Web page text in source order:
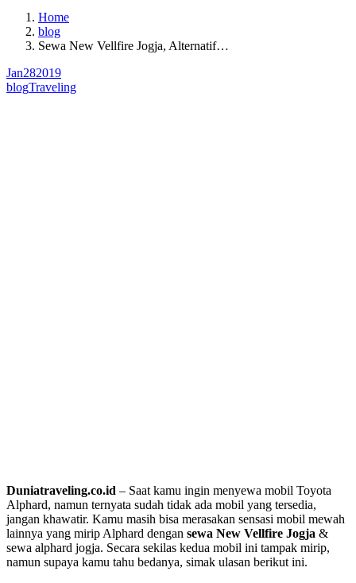
Home
blog
Sewa New Vellfire Jogja, Alternatif…
Jan282019
blogTraveling
Duniatraveling.co.id – Saat kamu ingin menyewa mobil Toyota
Alphard, namun ternyata sudah tidak ada mobil yang tersedia,
jangan khawatir. Kamu masih bisa merasakan sensasi mobil mewah
lainnya yang mirip Alphard dengan sewa New Vellfire Jogja &
sewa alphard jogja. Secara sekilas kedua mobil ini tampak mirip,
namun supaya kamu tahu bedanya, simak ulasan berikut ini.